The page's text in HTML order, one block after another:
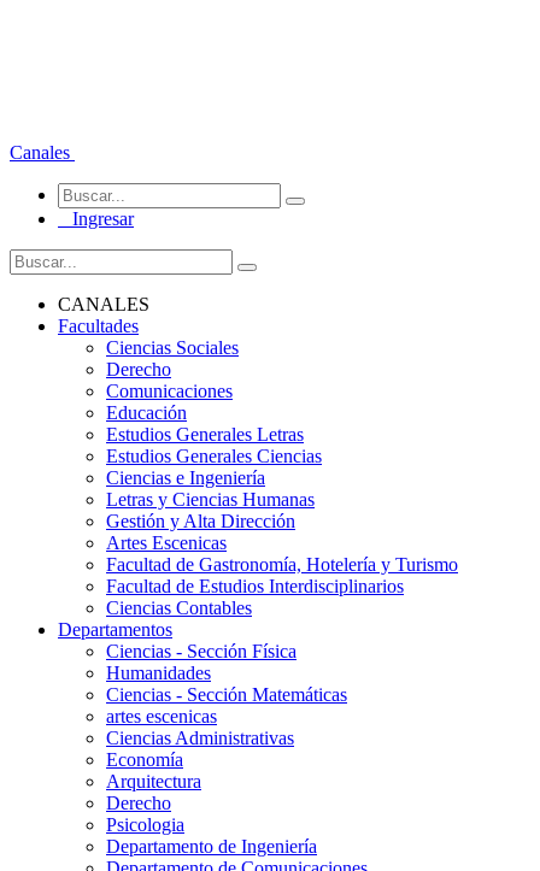
Canales
Ingresar
CANALES
Facultades
Ciencias Sociales
Derecho
Comunicaciones
Educación
Estudios Generales Letras
Estudios Generales Ciencias
Ciencias e Ingeniería
Letras y Ciencias Humanas
Gestión y Alta Dirección
Artes Escenicas
Facultad de Gastronomía, Hotelería y Turismo
Facultad de Estudios Interdisciplinarios
Ciencias Contables
Departamentos
Ciencias - Sección Física
Humanidades
Ciencias - Sección Matemáticas
artes escenicas
Ciencias Administrativas
Economía
Arquitectura
Derecho
Psicologia
Departamento de Ingeniería